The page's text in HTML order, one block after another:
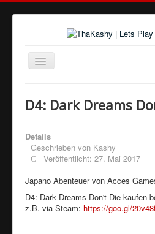
Navigation
an/aus
Über uns
Spiele und Playlists
Tutorials
Twitter
D4: Dark Dreams
Details
Geschrieben von Kashy
Veröffentlicht: 27. Mai 2017
Japano Abenteuer von Acces
D4: Dark Dreams Don't Die kaufen
z.B. via Steam: https://goo.gl/